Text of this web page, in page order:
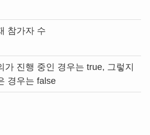
참가자 수
가 진행 중인 경우는 true, 그렇지
경우는 false